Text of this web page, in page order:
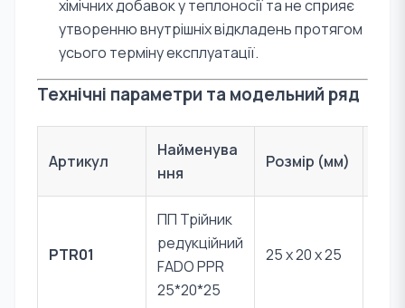
хімічних добавок у теплоносії та не сприяє
утворенню внутрішніх відкладень протягом
усього терміну експлуатації.
Технічні параметри та модельний ряд
Артикул
Найменува
ння
Розмір (мм)
PTR01
ПП Трійник
редукційний
FADO PPR
25*20*25
25 х 20 х 25